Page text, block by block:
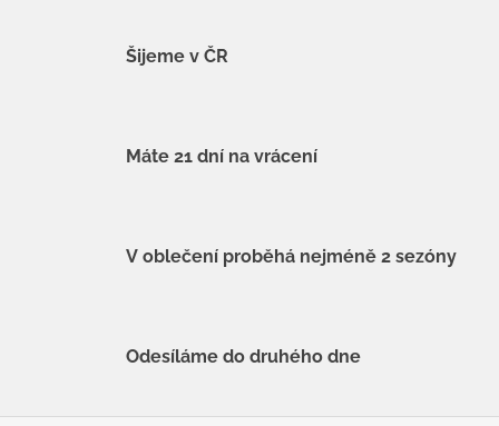
Šijeme v ČR
Máte 21 dní na vrácení
V oblečení proběhá nejméně 2 sezóny
Odesíláme do druhého dne